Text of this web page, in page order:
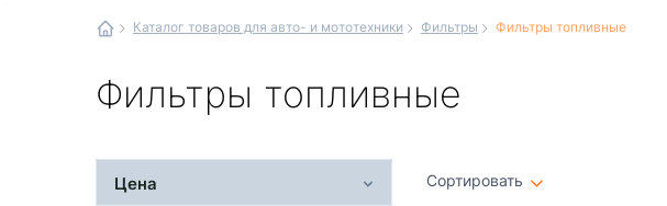
Каталог товаров для авто- и мототехники Фильтры Фильтры топливные
Фильтры топливные
Сортировать
Цена